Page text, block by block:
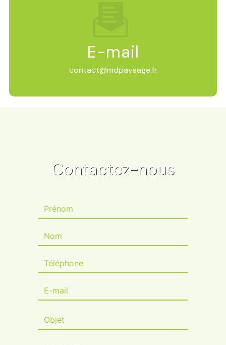
E-mail
contact@mdpaysage.fr
Contactez-nous